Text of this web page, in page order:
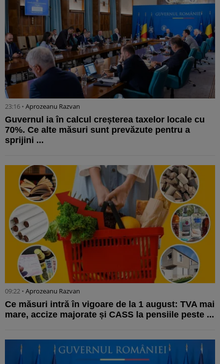
23:16 • Aprozeanu Razvan
Guvernul ia în calcul creșterea taxelor locale cu
70%. Ce alte măsuri sunt prevăzute pentru a
sprijini ...
09:22 • Aprozeanu Razvan
Ce măsuri intră în vigoare de la 1 august: TVA mai
mare, accize majorate și CASS la pensiile peste ...